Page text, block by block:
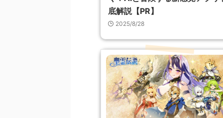
底解説【PR】
2025/8/28